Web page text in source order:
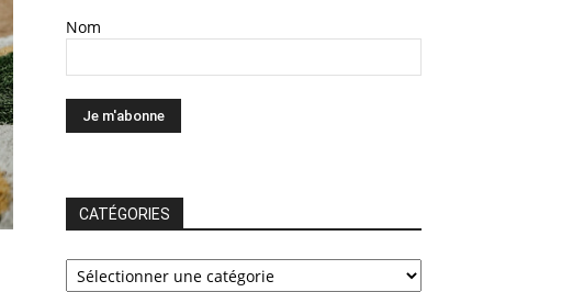
Nom
CATÉGORIES
CATÉGORIES